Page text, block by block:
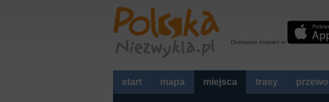
Dostepna również w
start mapa miejsca trasy